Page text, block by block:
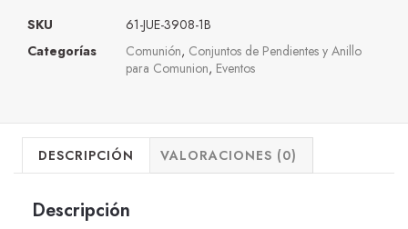
SKU
61-JUE-3908-1B
Categorías
Comunión, Conjuntos de Pendientes y Anillo
para Comunion, Eventos
DESCRIPCIÓN VALORACIONES (0)
Descripción